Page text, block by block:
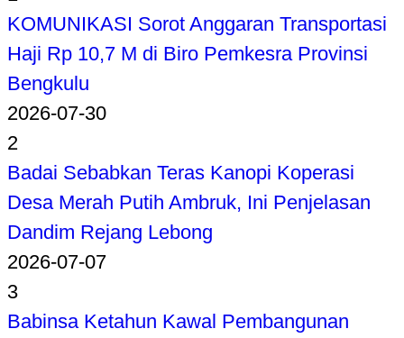
KOMUNIKASI Sorot Anggaran Transportasi
Haji Rp 10,7 M di Biro Pemkesra Provinsi
Bengkulu
2026-07-30
2
Badai Sebabkan Teras Kanopi Koperasi
Desa Merah Putih Ambruk, Ini Penjelasan
Dandim Rejang Lebong
2026-07-07
3
Babinsa Ketahun Kawal Pembangunan